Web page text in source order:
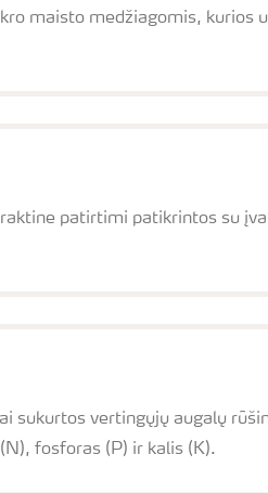
maisto medžiagomis, kurios
patirtimi patikrintos su
sukurtos vertingųjų augalų
fosforas (P) ir kalis (K).